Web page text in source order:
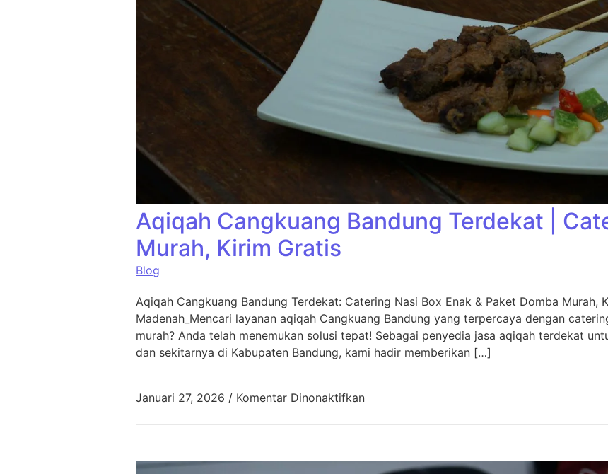
Aqiqah Cangkuang Bandung Terdekat |
Murah, Kirim Gratis
Blog
Aqiqah Cangkuang Bandung Terdekat: Catering Nasi Box Enak & Paket Domba
Madenah_Mencari layanan aqiqah Cangkuang Bandung yang terpercaya dengan
murah? Anda telah menemukan solusi tepat! Sebagai penyedia jasa aqiqah terdekat
dan sekitarnya di Kabupaten Bandung, kami hadir memberikan […]
Januari 27, 2026 / Komentar Dinonaktifkanpada Aqiqah Cangkuang Bandung Terdekat